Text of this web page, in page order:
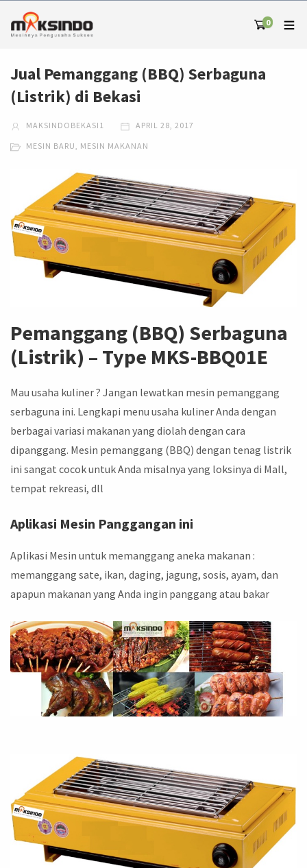
0
Jual Pemanggang (BBQ) Serbaguna
(Listrik) di Bekasi
MAKSINDOBEKASI1 APRIL 28, 2017
MESIN BARU, MESIN MAKANAN
Pemanggang (BBQ) Serbaguna
(Listrik) – Type MKS-BBQ01E
Mau usaha kuliner ? Jangan lewatkan mesin pemanggang
serbaguna ini. Lengkapi menu usaha kuliner Anda dengan
berbagai variasi makanan yang diolah dengan cara
dipanggang. Mesin pemanggang (BBQ) dengan tenag listrik
ini sangat cocok untuk Anda misalnya yang loksinya di Mall,
tempat rekreasi, dll
Aplikasi Mesin Panggangan ini
Aplikasi Mesin untuk memanggang aneka makanan :
memanggang sate, ikan, daging, jagung, sosis, ayam, dan
apapun makanan yang Anda ingin panggang atau bakar